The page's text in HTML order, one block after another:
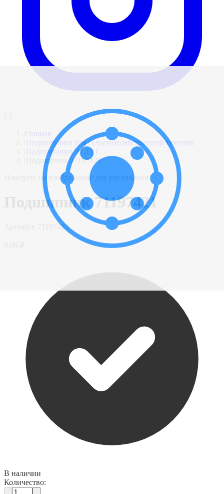
Главная
Подшипники для сельскохозяйственной техники
Подшипники AGCO
Подшипник 71197421
Наведите на изображение для увеличения
Подшипник 71197421
71197421
В наличии
Количество: